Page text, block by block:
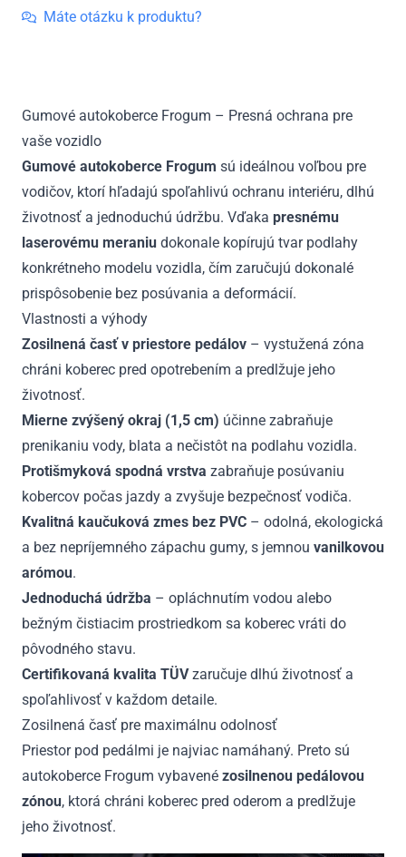
Vivaro
2014
-
2019
Máte otázku k produktu?
Gumové autokoberce Frogum – Presná ochrana pre
vaše vozidlo
Gumové autokoberce Frogum sú ideálnou voľbou pre
vodičov, ktorí hľadajú spoľahlivú ochranu interiéru, dlhú
životnosť a jednoduchú údržbu. Vďaka presnému
laserovému meraniu dokonale kopírujú tvar podlahy
konkrétneho modelu vozidla, čím zaručujú dokonalé
prispôsobenie bez posúvania a deformácií.
Vlastnosti a výhody
Zosilnená časť v priestore pedálov – vystužená zóna
chráni koberec pred opotrebením a predlžuje jeho
životnosť.
Mierne zvýšený okraj (1,5 cm) účinne zabraňuje
prenikaniu vody, blata a nečistôt na podlahu vozidla.
Protišmyková spodná vrstva zabraňuje posúvaniu
kobercov počas jazdy a zvyšuje bezpečnosť vodiča.
Kvalitná kaučuková zmes bez PVC – odolná, ekologická
a bez nepríjemného zápachu gumy, s jemnou vanilkovou
arómou.
Jednoduchá údržba – opláchnutím vodou alebo
bežným čistiacim prostriedkom sa koberec vráti do
pôvodného stavu.
Certifikovaná kvalita TÜVzaručuje dlhú životnosť a
spoľahlivosť v každom detaile.
Zosilnená časť pre maximálnu odolnosť
Priestor pod pedálmi je najviac namáhaný. Preto sú
autokoberce Frogum vybavené zosilnenou pedálovou
zónou, ktorá chráni koberec pred oderom a predlžuje
jeho životnosť.